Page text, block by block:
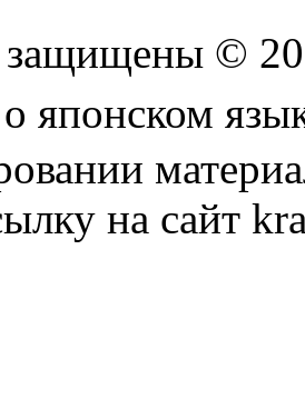
защищены ©
японском
на сайт